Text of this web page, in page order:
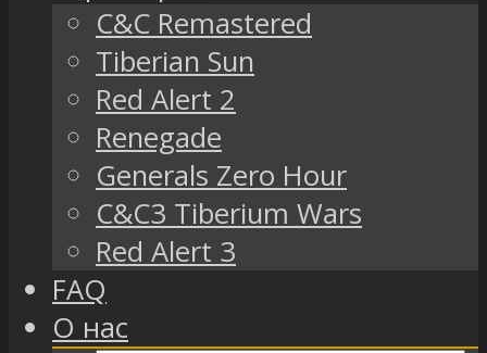
C&C Remastered
Tiberian Sun
Red Alert 2
Renegade
Generals Zero Hour
C&C3 Tiberium Wars
Red Alert 3
FAQ
О нас